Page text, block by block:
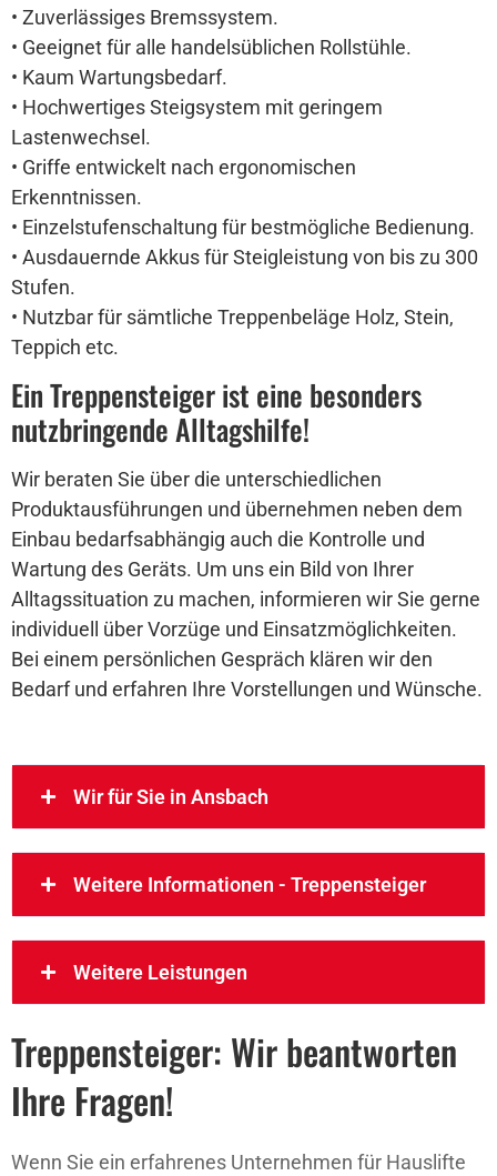
• Zuverlässiges Bremssystem.
• Geeignet für alle handelsüblichen Rollstühle.
• Kaum Wartungsbedarf.
• Hochwertiges Steigsystem mit geringem
Lastenwechsel.
• Griffe entwickelt nach ergonomischen
Erkenntnissen.
• Einzelstufenschaltung für bestmögliche Bedienung.
• Ausdauernde Akkus für Steigleistung von bis zu 300
Stufen.
• Nutzbar für sämtliche Treppenbeläge Holz, Stein,
Teppich etc.
Ein Treppensteiger ist eine besonders
nutzbringende Alltagshilfe!
Wir beraten Sie über die unterschiedlichen
Produktausführungen und übernehmen neben dem
Einbau bedarfsabhängig auch die Kontrolle und
Wartung des Geräts. Um uns ein Bild von Ihrer
Alltagssituation zu machen, informieren wir Sie gerne
individuell über Vorzüge und Einsatzmöglichkeiten.
Bei einem persönlichen Gespräch klären wir den
Bedarf und erfahren Ihre Vorstellungen und Wünsche.
Wir für Sie in Ansbach
Weitere Informationen - Treppensteiger
Weitere Leistungen
Treppensteiger: Wir beantworten
Ihre Fragen!
Wenn Sie ein erfahrenes Unternehmen für Hauslifte